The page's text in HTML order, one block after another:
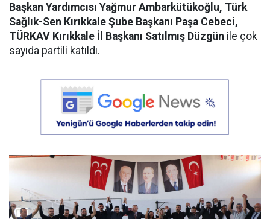
Başkan Yardımcısı Yağmur Ambarkütükoğlu, Türk
Sağlık-Sen Kırıkkale Şube Başkanı Paşa Cebeci,
TÜRKAV Kırıkkale İl Başkanı Satılmış Düzgün ile çok
sayıda partili katıldı.